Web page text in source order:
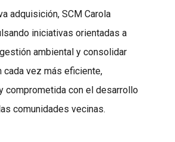
adquisición, SCM Carola
iniciativas orientadas a
ambiental y consolidar
cada vez más eficiente,
comprometida con el desarrollo
comunidades vecinas.